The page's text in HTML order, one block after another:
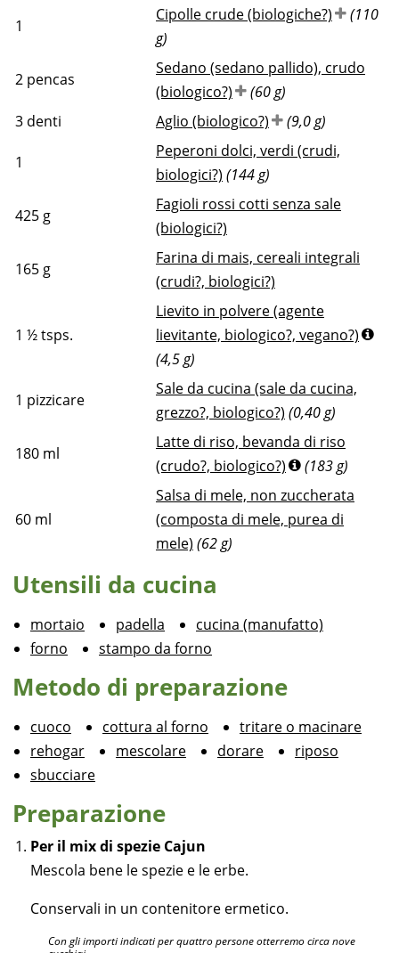
1
Cipolle crude (biologiche?)
(110
g)
2 pencas
Sedano (sedano pallido), crudo
(biologico?)
(60 g)
3 denti Aglio (biologico?) (9,0 g)
1
Peperoni dolci, verdi (crudi,
biologici?) (144 g)
425 g
Fagioli rossi cotti senza sale
(biologici?)
165 g
Farina di mais, cereali integrali
(crudi?, biologici?)
1 ½tsps.
Lievito in polvere (agente
lievitante, biologico?, vegano?)
(4,5 g)
1 pizzicare
Sale da cucina (sale da cucina,
grezzo?, biologico?) (0,40 g)
180 ml
Latte di riso, bevanda di riso
(crudo?, biologico?)
(183 g)
60 ml
Salsa di mele, non zuccherata
(composta di mele, purea di
mele) (62 g)
Utensili da cucina
mortaio padella
cucina (manufatto)
forno
stampo da forno
Metodo di preparazione
cuoco cottura al forno
tritare o macinare
rehogar
mescolare dorare
riposo
sbucciare
Preparazione
Per il mix di spezie Cajun
Mescola bene le spezie e le erbe.
Conservali in un contenitore ermetico.
Con gli importi indicati per quattro persone otterremo circa nove